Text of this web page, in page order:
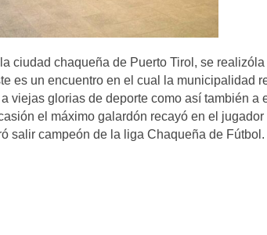
ciudad chaqueña de Puerto Tirol, se realizó la
es un encuentro en el cual la municipalidad
viejas glorias de deporte como así también a
el máximo galardón recayó en el
salir campeón de la liga Chaqueña de Fútbol.